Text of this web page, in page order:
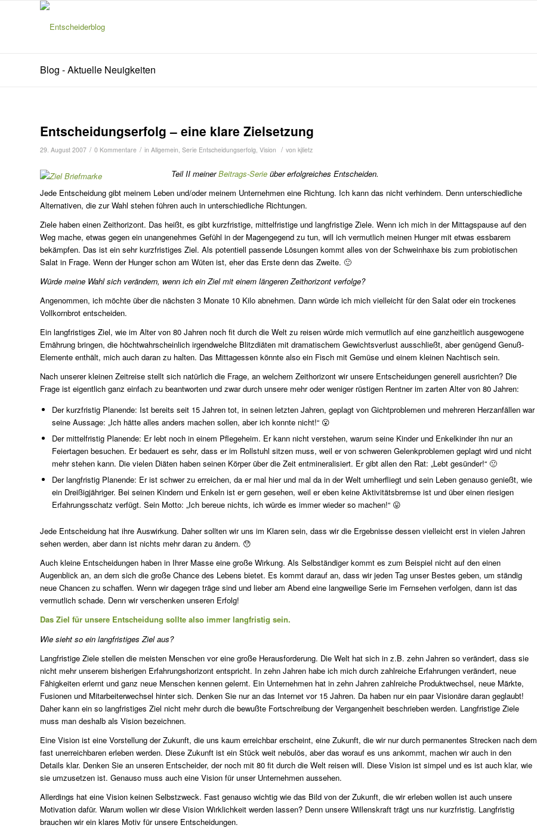
Blog - Aktuelle Neuigkeiten
Entscheidungserfolg – eine klare Zielsetzung
29. August 2007 / 0 Kommentare / in Allgemein, Serie Entscheidungserfolg, Vision / von kjlietz
Teil II meinerBeitrags-Serie über erfolgreiches Entscheiden.
Jede Entscheidung gibt meinem Leben und/oder meinem Unternehmen eine Richtung. Ich kann das nicht verhindern. Denn unterschiedliche
Alternativen, die zur Wahl stehen führen auch in unterschiedliche Richtungen.
Ziele haben einen Zeithorizont. Das heißt, es gibt kurzfristige, mittelfristige und langfristige Ziele. Wenn ich mich in der Mittagspause auf den
Weg mache, etwas gegen ein unangenehmes Gefühl in der Magengegend zu tun, will ich vermutlich meinen Hunger mit etwas essbarem
bekämpfen. Das ist ein sehr kurzfristiges Ziel. Als potentiell passende Lösungen kommt alles von der Schweinhaxe bis zum probiotischen
Salat in Frage. Wenn der Hunger schon am Wüten ist, eher das Erste denn das Zweite. 🙂
Würde meine Wahl sich verändern, wenn ich ein Ziel mit einem längeren Zeithorizont verfolge?
Angenommen, ich möchte über die nächsten 3 Monate 10 Kilo abnehmen. Dann würde ich mich vielleicht für den Salat oder ein trockenes
Vollkornbrot entscheiden.
Ein langfristiges Ziel, wie im Alter von 80 Jahren noch fit durch die Welt zu reisen würde mich vermutlich auf eine ganzheitlich ausgewogene
Ernährung bringen, die höchtwahrscheinlich irgendwelche Blitzdiäten mit dramatischem Gewichtsverlust ausschließt, aber genügend Genuß-
Elemente enthält, mich auch daran zu halten. Das Mittagessen könnte also ein Fisch mit Gemüse und einem kleinen Nachtisch sein.
Nach unserer kleinen Zeitreise stellt sich natürlich die Frage, an welchem Zeithorizont wir unsere Entscheidungen generell ausrichten? Die
Frage ist eigentlich ganz einfach zu beantworten und zwar durch unsere mehr oder weniger rüstigen Rentner im zarten Alter von 80 Jahren:
Der kurzfristig Planende: Ist bereits seit 15 Jahren tot, in seinen letzten Jahren, geplagt von Gichtproblemen und mehreren Herzanfällen war
seine Aussage: „Ich hätte alles anders machen sollen, aber ich konnte nicht!“ 😮
Der mittelfristig Planende: Er lebt noch in einem Pflegeheim. Er kann nicht verstehen, warum seine Kinder und Enkelkinder ihn nur an
Feiertagen besuchen. Er bedauert es sehr, dass er im Rollstuhl sitzen muss, weil er von schweren Gelenkproblemen geplagt wird und nicht
mehr stehen kann. Die vielen Diäten haben seinen Körper über die Zeit entmineralisiert. Er gibt allen den Rat: „Lebt gesünder!“ 🙁
Der langfristig Planende: Er ist schwer zu erreichen, da er mal hier und mal da in der Welt umherfliegt und sein Leben genauso genießt, wie
ein Dreißigjähriger. Bei seinen Kindern und Enkeln ist er gern gesehen, weil er eben keine Aktivitätsbremse ist und über einen riesigen
Erfahrungsschatz verfügt. Sein Motto: „Ich bereue nichts, ich würde es immer wieder so machen!“ 😛
Jede Entscheidung hat ihre Auswirkung. Daher sollten wir uns im Klaren sein, dass wir die Ergebnisse dessen vielleicht erst in vielen Jahren
sehen werden, aber dann ist nichts mehr daran zu ändern. 😯
Auch kleine Entscheidungen haben in Ihrer Masse eine große Wirkung. Als Selbständiger kommt es zum Beispiel nicht auf den einen
Augenblick an, an dem sich die große Chance des Lebens bietet. Es kommt darauf an, dass wir jeden Tag unser Bestes geben, um ständig
neue Chancen zu schaffen. Wenn wir dagegen träge sind und lieber am Abend eine langweilige Serie im Fernsehen verfolgen, dann ist das
vermutlich schade. Denn wir verschenken unseren Erfolg!
Das Ziel für unsere Entscheidung sollte also immer langfristig sein.
Wie sieht so ein langfristiges Ziel aus?
Langfristige Ziele stellen die meisten Menschen vor eine große Herausforderung. Die Welt hat sich in z.B. zehn Jahren so verändert, dass sie
nicht mehr unserem bisherigen Erfahrungshorizont entspricht. In zehn Jahren habe ich mich durch zahlreiche Erfahrungen verändert, neue
Fähigkeiten erlernt und ganz neue Menschen kennen gelernt. Ein Unternehmen hat in zehn Jahren zahlreiche Produktwechsel, neue Märkte,
Fusionen und Mitarbeiterwechsel hinter sich. Denken Sie nur an das Internet vor 15 Jahren. Da haben nur ein paar Visionäre daran geglaubt!
Daher kann ein so langfristiges Ziel nicht mehr durch die bewußte Fortschreibung der Vergangenheit beschrieben werden. Langfristige Ziele
muss man deshalb als Vision bezeichnen.
Eine Vision ist eine Vorstellung der Zukunft, die uns kaum erreichbar erscheint, eine Zukunft, die wir nur durch permanentes Strecken nach dem
fast unerreichbaren erleben werden. Diese Zukunft ist ein Stück weit nebulös, aber das worauf es uns ankommt, machen wir auch in den
Details klar. Denken Sie an unseren Entscheider, der noch mit 80 fit durch die Welt reisen will. Diese Vision ist simpel und es ist auch klar, wie
sie umzusetzen ist. Genauso muss auch eine Vision für unser Unternehmen aussehen.
Allerdings hat eine Vision keinen Selbstzweck. Fast genauso wichtig wie das Bild von der Zukunft, die wir erleben wollen ist auch unsere
Motivation dafür. Warum wollen wir diese Vision Wirklichkeit werden lassen? Denn unsere Willenskraft trägt uns nur kurzfristig. Langfristig
brauchen wir ein klares Motiv für unsere Entscheidungen.